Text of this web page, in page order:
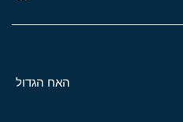
האח הגדול